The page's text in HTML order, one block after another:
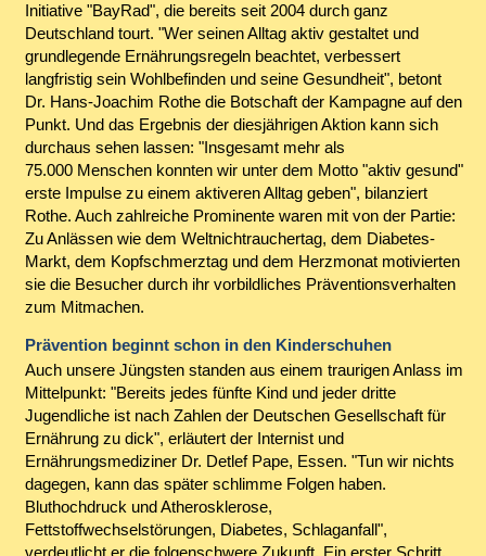
Initiative "BayRad", die bereits seit 2004 durch ganz
Deutschland tourt. "Wer seinen Alltag aktiv gestaltet und
grundlegende Ernährungsregeln beachtet, verbessert
langfristig sein Wohlbefinden und seine Gesundheit", betont
Dr. Hans-Joachim Rothe die Botschaft der Kampagne auf den
Punkt. Und das Ergebnis der diesjährigen Aktion kann sich
durchaus sehen lassen: "Insgesamt mehr als
75.000 Menschen konnten wir unter dem Motto "aktiv gesund"
erste Impulse zu einem aktiveren Alltag geben", bilanziert
Rothe. Auch zahlreiche Prominente waren mit von der Partie:
Zu Anlässen wie dem Weltnichtrauchertag, dem Diabetes-
Markt, dem Kopfschmerztag und dem Herzmonat motivierten
sie die Besucher durch ihr vorbildliches Präventionsverhalten
zum Mitmachen.
Prävention beginnt schon in den Kinderschuhen
Auch unsere Jüngsten standen aus einem traurigen Anlass im
Mittelpunkt: "Bereits jedes fünfte Kind und jeder dritte
Jugendliche ist nach Zahlen der Deutschen Gesellschaft für
Ernährung zu dick", erläutert der Internist und
Ernährungsmediziner Dr. Detlef Pape, Essen. "Tun wir nichts
dagegen, kann das später schlimme Folgen haben.
Bluthochdruck und Atherosklerose,
Fettstoffwechselstörungen, Diabetes, Schlaganfall",
verdeutlicht er die folgenschwere Zukunft. Ein erster Schritt,